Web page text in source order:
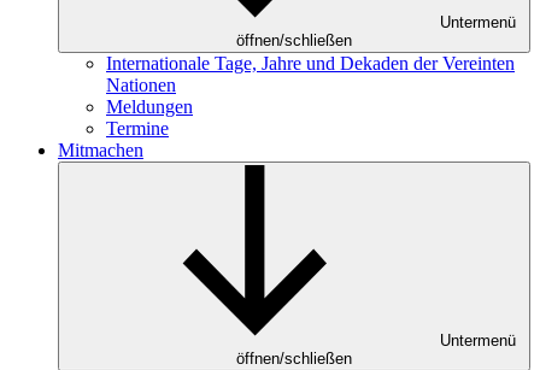
Untermenü
öffnen/schließen
Internationale Tage, Jahre und Dekaden der Vereinten
Nationen
Meldungen
Termine
Mitmachen
Untermenü
öffnen/schließen